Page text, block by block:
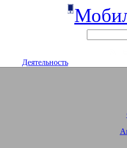
Деятельность